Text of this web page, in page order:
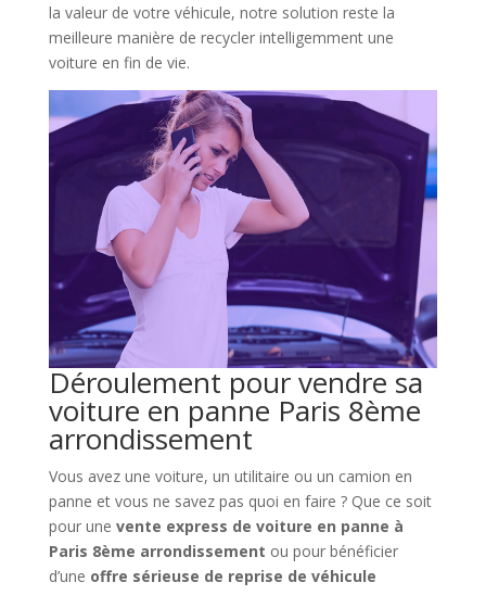
la valeur de votre véhicule, notre solution reste la
meilleure manière de recycler intelligemment une
voiture en fin de vie.
Déroulement pour vendre sa
voiture en panne Paris 8ème
arrondissement
Vous avez une voiture, un utilitaire ou un camion en
panne et vous ne savez pas quoi en faire ? Que ce soit
pour une vente express de voiture en panne à
Paris 8ème arrondissement ou pour bénéficier
d’une offre sérieuse de reprise de véhicule